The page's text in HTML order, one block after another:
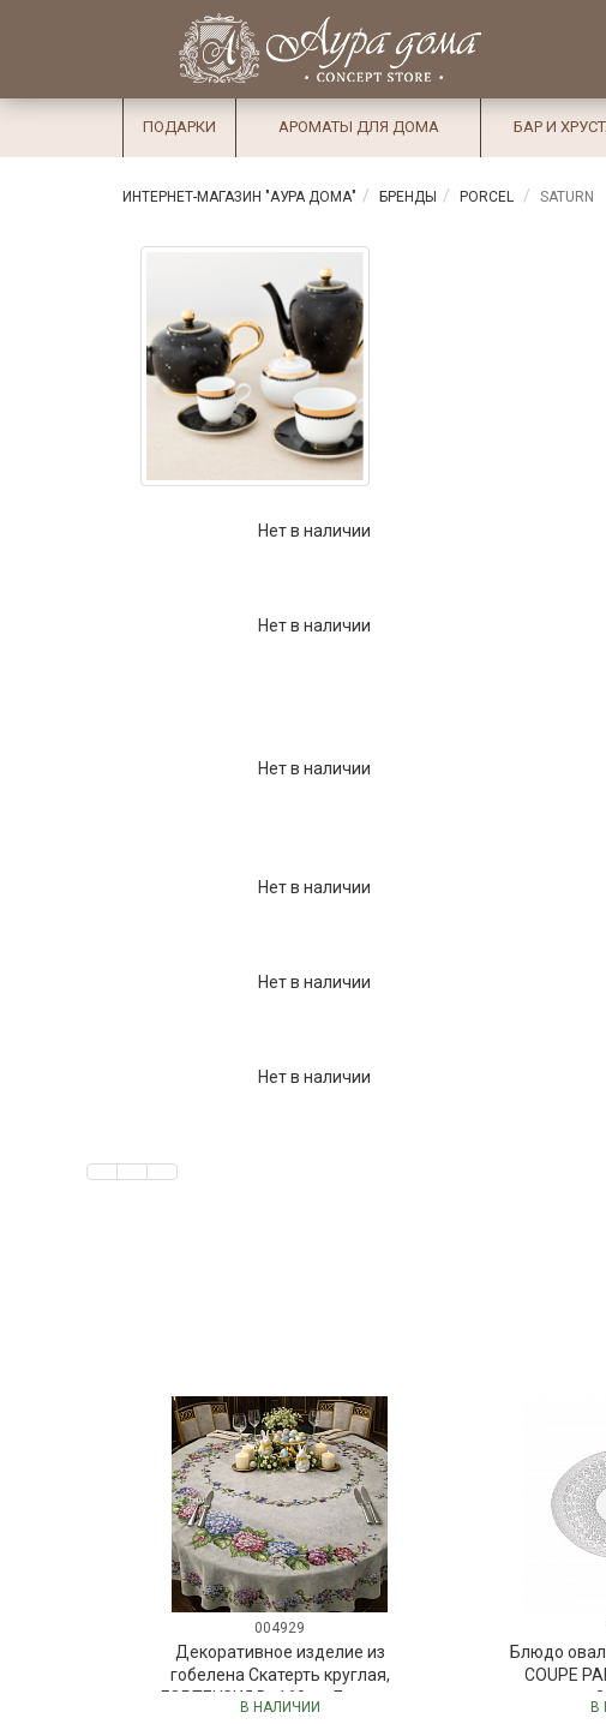
Избранное
×
СалоныДоставка
Оплата
Подарки
Ароматы
Сервировка
ПОДАРКИ АРОМАТЫ ДЛЯ ДОМА БАР И
ИНТЕРНЕТ-МАГАЗИН "АУРА ДОМА" БРЕНДЫ PORCEL SATURN
Нет в наличии
Нет в наличии
Нет в наличии
Нет в наличии
Нет в наличии
Нет в наличии
004929
Декоративное изделие из
гобелена Скатерть круглая,
ГОРТЕНЗИЯ D=160 см Бельгия
В НАЛИЧИИ
Блюдо
COUPE
В